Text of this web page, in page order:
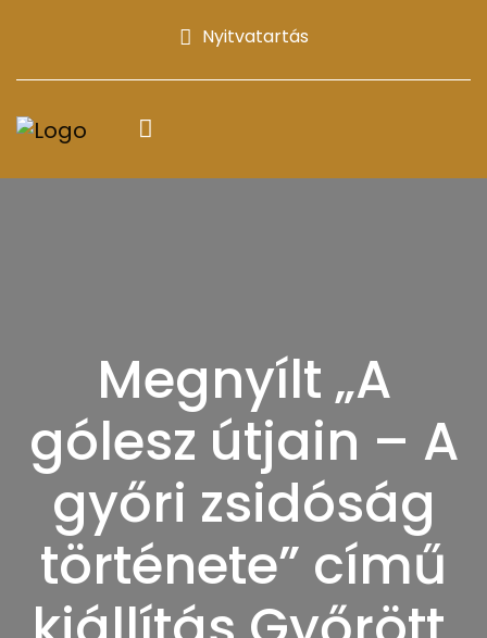
Nyitvatartás
Megnyílt „A
gólesz útjain – A
győri zsidóság
története” című